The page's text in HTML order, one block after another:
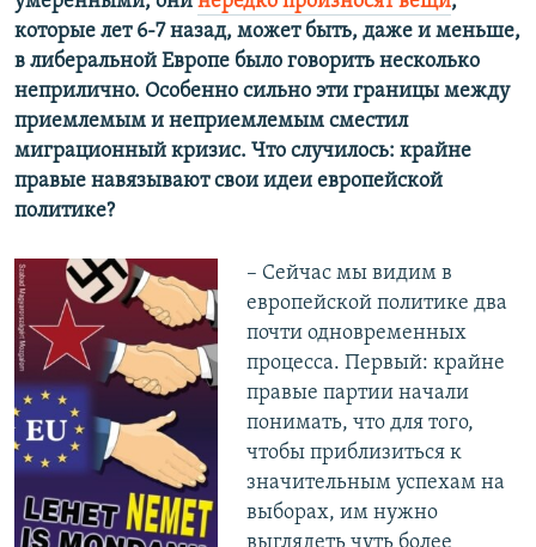
которые лет 6-7 назад, может быть, даже и меньше,
в либеральной Европе было говорить несколько
неприлично. Особенно сильно эти границы между
приемлемым и неприемлемым сместил
миграционный кризис. Что случилось: крайне
правые навязывают свои идеи европейской
политике?
– Сейчас мы видим в
европейской политике два
почти одновременных
процесса. Первый: крайне
правые партии начали
понимать, что для того,
чтобы приблизиться к
значительным успехам на
выборах, им нужно